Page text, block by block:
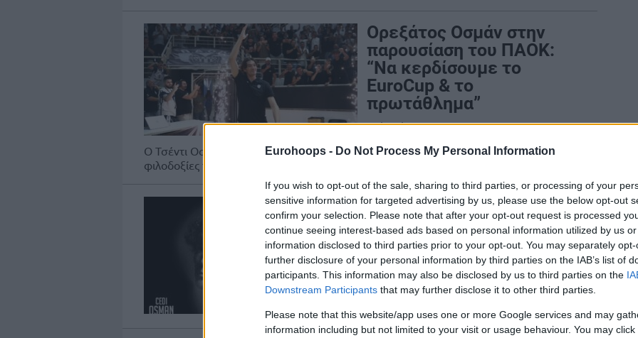
Eurohoops - Do Not Process My Personal Information
If you wish to opt-out of the sale, sharing to third parties, or processing of your
sensitive information for targeted advertising by us, please use the below opt-out
confirm your selection. Please note that after your opt-out request is processed
continue seeing interest-based ads based on personal information utilized by us
information disclosed to third parties prior to your opt-out. You may separately
further disclosure of your personal information by third parties on the IAB’s list of
participants. This information may also be disclosed by us to third parties on the
Downstream Participants that may further disclose it to other third parties.
Please note that this website/app uses one or more Google services and may
information including but not limited to your visit or usage behaviour. You may
Ορεξάτος Οσμάν στην
παρουσίαση του ΠΑΟΚ:
“Να κερδίσουμε το
EuroCup & το
πρωτάθλημα”
20/JUL/26 18:24
Ο Τσέντι Οσμάν παρουσιάστηκε στον κόσμο του ΠΑΟΚ και δεν έκρυψε τις υψηλές
φιλοδοξίες του, μιλώντας για κατάκτηση της...
Οσμάν στον ΠΑΟΚ:
Επίσημη η “βόμβα” για
τρία χρόνια!
20/JUL/26 14:44
Ο Τσεντί Οσμάν ανακοινώθηκε επίσημα